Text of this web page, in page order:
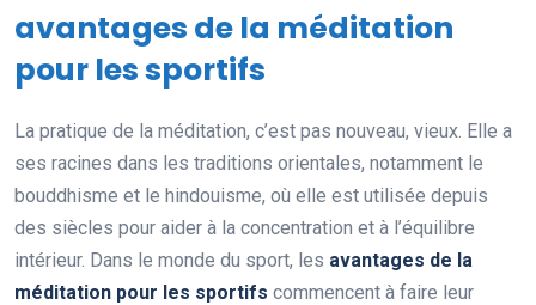
avantages de la méditation
pour les sportifs
La pratique de la méditation, c’est pas nouveau, vieux. Elle a
ses racines dans les traditions orientales, notamment le
bouddhisme et le hindouisme, où elle est utilisée depuis
des siècles pour aider à la concentration et à l’équilibre
intérieur. Dans le monde du sport, les avantages de la
méditation pour les sportifs commencent à faire leur